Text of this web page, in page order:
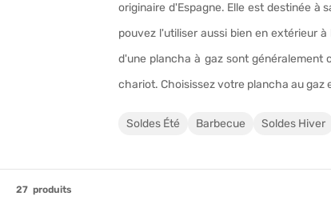
originaire d'Espagne. Elle est destinée à
pouvez l'utiliser aussi bien en extérieur
d'une plancha à gaz sont généralement
chariot. Choisissez votre plancha au gaz
Soldes Été Barbecue Soldes Hiver
27 produits